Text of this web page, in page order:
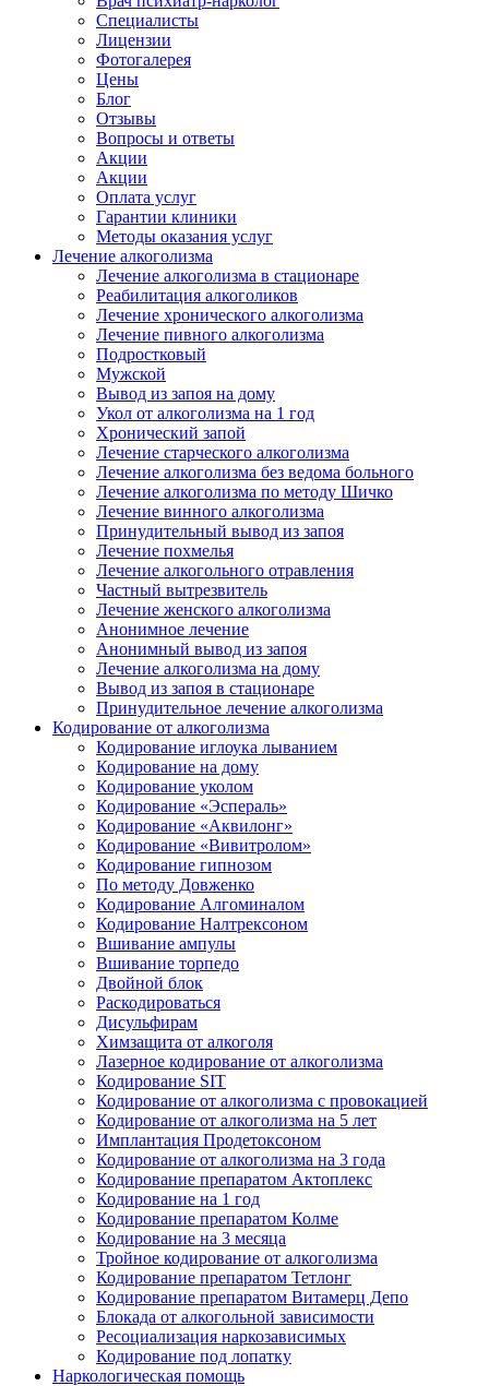
Специалисты
Лицензии
Фотогалерея
Цены
Блог
Отзывы
Вопросы и ответы
Акции
Акции
Оплата услуг
Гарантии клиники
Методы оказания услуг
Лечение алкоголизма
Лечение алкоголизма в стационаре
Реабилитация алкоголиков
Лечение хронического алкоголизма
Лечение пивного алкоголизма
Подростковый
Мужской
Вывод из запоя на дому
Укол от алкоголизма на 1 год
Хронический запой
Лечение старческого алкоголизма
Лечение алкоголизма без ведома больного
Лечение алкоголизма по методу Шичко
Лечение винного алкоголизма
Принудительный вывод из запоя
Лечение похмелья
Лечение алкогольного отравления
Частный вытрезвитель
Лечение женского алкоголизма
Анонимное лечение
Анонимный вывод из запоя
Лечение алкоголизма на дому
Вывод из запоя в стационаре
Принудительное лечение алкоголизма
Кодирование от алкоголизма
Кодирование иглоука лыванием
Кодирование на дому
Кодирование уколом
Кодирование «Эспераль»
Кодирование «Аквилонг»
Кодирование «Вивитролом»
Кодирование гипнозом
По методу Довженко
Кодирование Алгоминалом
Кодирование Налтрексоном
Вшивание ампулы
Вшивание торпедо
Двойной блок
Раскодироваться
Дисульфирам
Химзащита от алкоголя
Лазерное кодирование от алкоголизма
Кодирование SIT
Кодирование от алкоголизма с провокацией
Кодирование от алкоголизма на 5 лет
Имплантация Продетоксоном
Кодирование от алкоголизма на 3 года
Кодирование препаратом Актоплекс
Кодирование на 1 год
Кодирование препаратом Колме
Кодирование на 3 месяца
Тройное кодирование от алкоголизма
Кодирование препаратом Тетлонг
Кодирование препаратом Витамерц Депо
Блокада от алкогольной зависимости
Ресоциализация наркозависимых
Кодирование под лопатку
Наркологическая помощь